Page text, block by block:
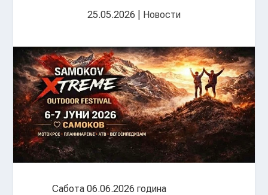
25.05.2026 Новости
Сабота 06.06.2026 година